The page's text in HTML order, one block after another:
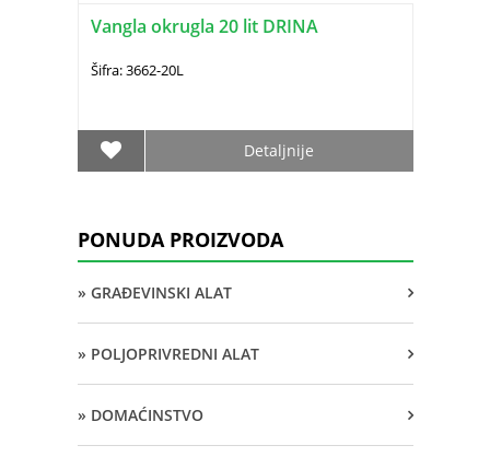
Vangla okrugla 20 lit DRINA
Šifra: 3662-20L
Detaljnije
PONUDA PROIZVODA
» GRAĐEVINSKI ALAT
» POLJOPRIVREDNI ALAT
» DOMAĆINSTVO